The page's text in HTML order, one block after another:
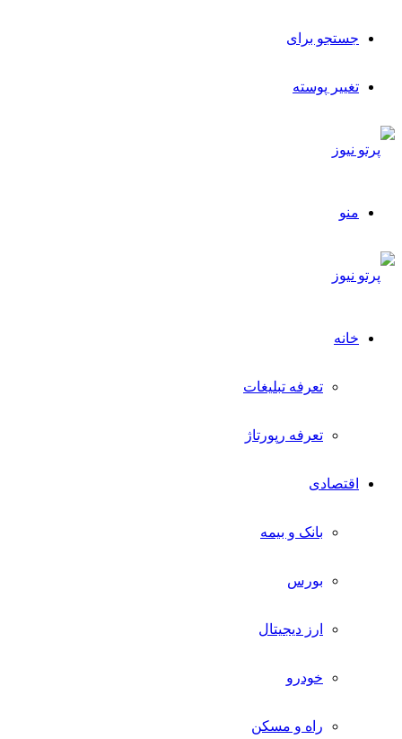
جستجو برای
تغییر پوسته
منو
خانه
تعرفه تبلیغات
تعرفه رپورتاژ
اقتصادی
بانک و بیمه
بورس
ارز دیجیتال
خودرو
راه و مسکن